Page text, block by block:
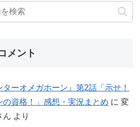
メント
ターオメガホーン』第2話「示せ！
の資格！」感想・実況まとめ に 変
ん より